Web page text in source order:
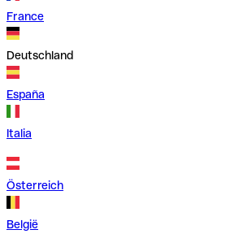
France
Deutschland
España
Italia
Österreich
België